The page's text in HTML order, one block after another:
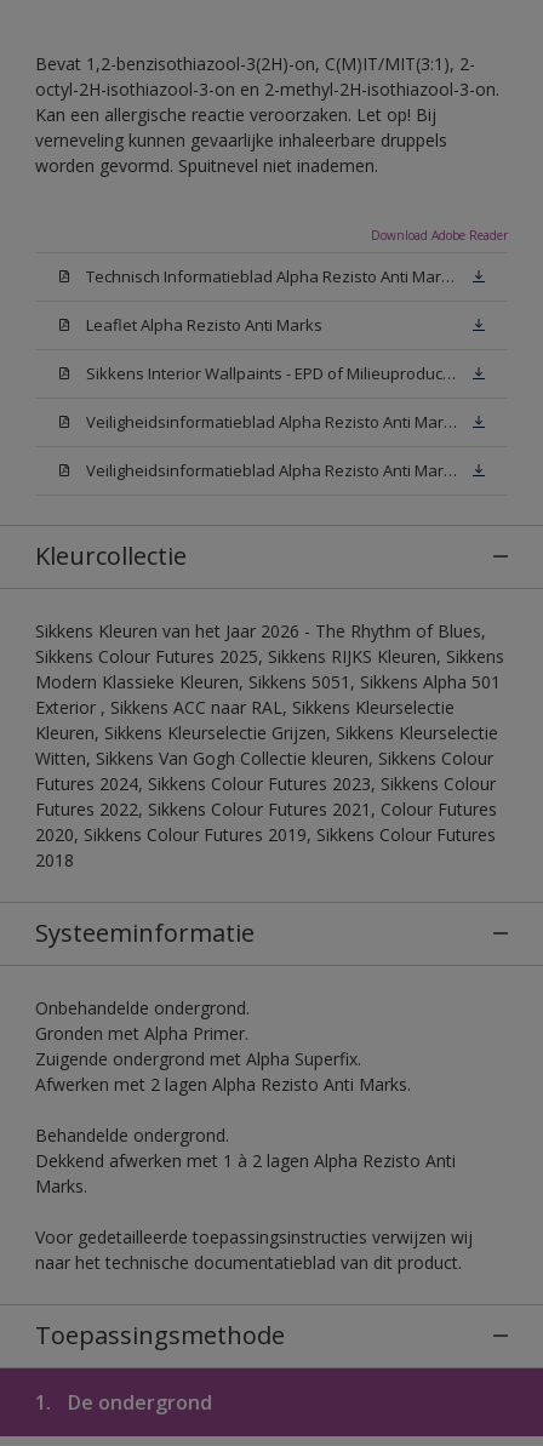
Bevat 1,2-benzisothiazool-3(2H)-on, C(M)IT/MIT(3:1), 2-
octyl-2H-isothiazool-3-on en 2-methyl-2H-isothiazool-3-on.
Kan een allergische reactie veroorzaken. Let op! Bij
verneveling kunnen gevaarlijke inhaleerbare druppels
worden gevormd. Spuitnevel niet inademen.
Download Adobe Reader
Technisch Informatieblad Alpha Rezisto Anti Marks (PDF)
Leaflet Alpha Rezisto Anti Marks
Sikkens Interior Wallpaints - EPD of Milieuproductverklaring
Veiligheidsinformatieblad Alpha Rezisto Anti Marks Mat White W05 (MSDS)
Veiligheidsinformatieblad Alpha Rezisto Anti Marks Mat N00 (MSDS)
Kleurcollectie
Sikkens Kleuren van het Jaar 2026 - The Rhythm of Blues,
Sikkens Colour Futures 2025, Sikkens RIJKS Kleuren, Sikkens
Modern Klassieke Kleuren, Sikkens 5051, Sikkens Alpha 501
Exterior , Sikkens ACC naar RAL, Sikkens Kleurselectie
Kleuren, Sikkens Kleurselectie Grijzen, Sikkens Kleurselectie
Witten, Sikkens Van Gogh Collectie kleuren, Sikkens Colour
Futures 2024, Sikkens Colour Futures 2023, Sikkens Colour
Futures 2022, Sikkens Colour Futures 2021, Colour Futures
2020, Sikkens Colour Futures 2019, Sikkens Colour Futures
2018
Systeeminformatie
Onbehandelde ondergrond.
Gronden met Alpha Primer.
Zuigende ondergrond met Alpha Superfix.
Afwerken met 2 lagen Alpha Rezisto Anti Marks.
Behandelde ondergrond.
Dekkend afwerken met 1 à 2 lagen Alpha Rezisto Anti
Marks.
Voor gedetailleerde toepassingsinstructies verwijzen wij
naar het technische documentatieblad van dit product.
Toepassingsmethode
1. De ondergrond